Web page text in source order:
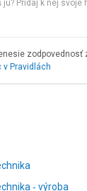
ju? Pridaj k nej svoje
zodpovednosť
v Pravidlách
‑ výroba